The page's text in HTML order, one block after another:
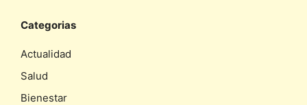
Categorias
Actualidad
Salud
Bienestar